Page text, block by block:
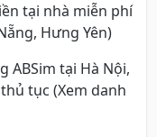
tại nhà miễn phí
Hưng Yên)
ABSim tại Hà Nội,
tục (Xem danh